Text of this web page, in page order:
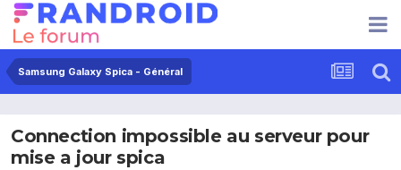
Samsung Galaxy Spica - Général
Connection impossible au serveur pour
mise a jour spica